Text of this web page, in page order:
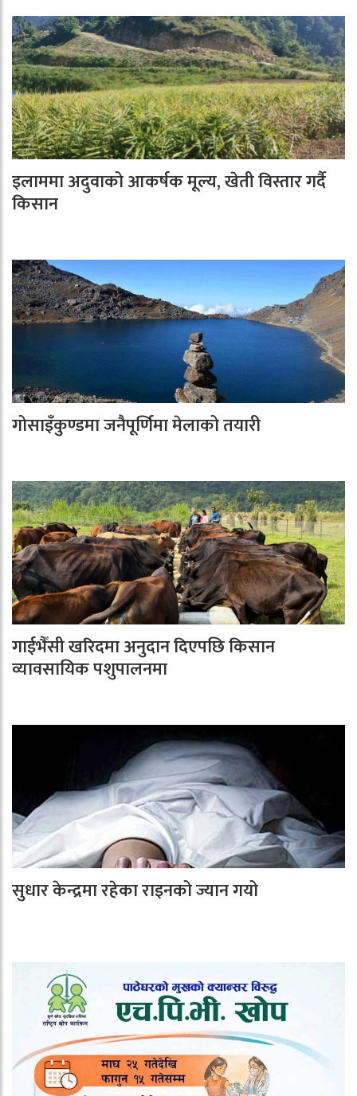
इलाममा अदुवाको आकर्षक मूल्य, खेती विस्तार गर्दै
किसान
गोसाइँकुण्डमा जनैपूर्णिमा मेलाको तयारी
गाईभैँसी खरिदमा अनुदान दिएपछि किसान
व्यावसायिक पशुपालनमा
सुधार केन्द्रमा रहेका राइनको ज्यान गयो